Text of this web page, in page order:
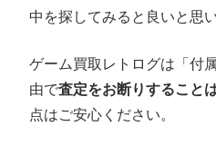
中を探してみると良いと思い
ゲーム買取レトログは「付
由で査定をお断りすること
点はご安心ください。